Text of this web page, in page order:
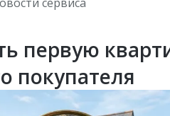
первую
покупателя